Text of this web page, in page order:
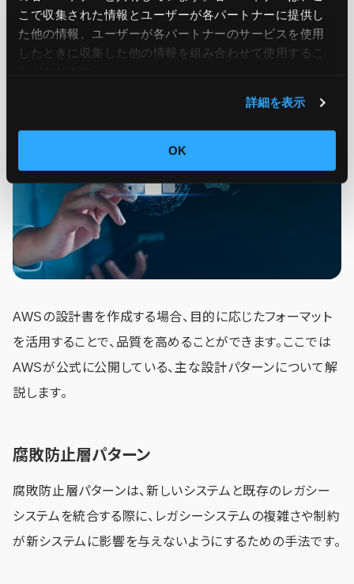
こで収集された情報とユーザーが各パートナーに提供し
た他の情報、ユーザーが各パートナーのサービスを使用
したときに収集した他の情報を組み合わせて使用​​するこ
詳細を表示
OK
AWSが紹介している主な設計パターン
AWSの設計書を作成する場合、目的に応じたフォーマット
を活用することで、品質を高めることができます。ここでは
AWSが公式に公開している、主な設計パターンについて解
説します。
腐敗防止層パターン
腐敗防止層パターンは、新しいシステムと既存のレガシー
システムを統合する際に、レガシーシステムの複雑さや制約
が新システムに影響を与えないようにするための手法です。